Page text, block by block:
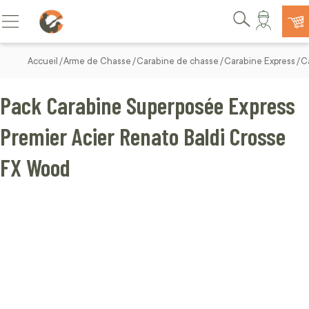
Allez au contenu
Basculer la navigation
Rechercher
Accueil Arme de Chasse Carabine de chasse Carabine Express
Pack Carabine Superposée Express
Premier Acier Renato Baldi Crosse
FX Wood